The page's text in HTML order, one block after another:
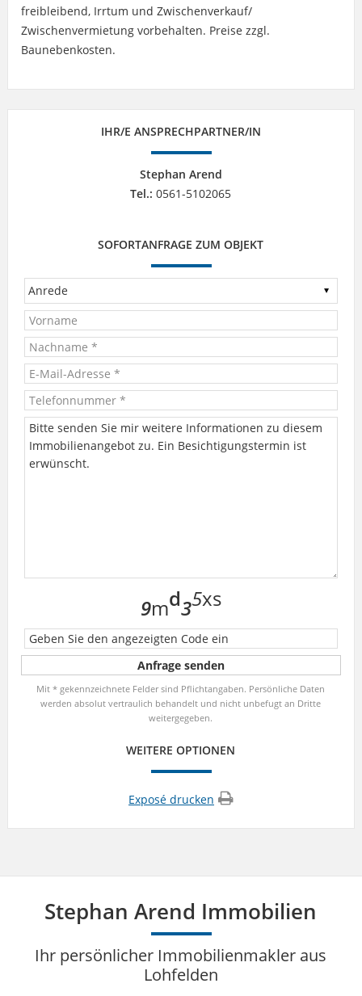
freibleibend, Irrtum und Zwischenverkauf/
Zwischenvermietung vorbehalten. Preise zzgl.
Baunebenkosten.
IHR/E ANSPRECHPARTNER/IN
Stephan Arend
Tel.: 0561-5102065
SOFORTANFRAGE ZUM OBJEKT
9md35xs
Mit * gekennzeichnete Felder sind Pflichtangaben. Persönliche Daten
werden absolut vertraulich behandelt und nicht unbefugt an Dritte
weitergegeben.
WEITERE OPTIONEN
Exposé drucken
Stephan Arend Immobilien
Ihr persönlicher Immobilienmakler aus
Lohfelden